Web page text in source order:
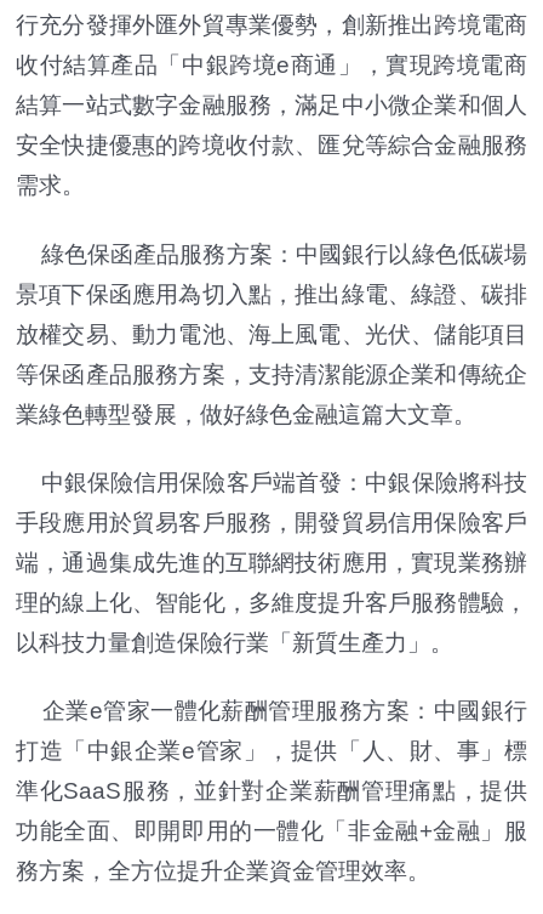
行充分發揮外匯外貿專業優勢，創新推出跨境電商
收付結算產品「中銀跨境e商通」，實現跨境電商
結算一站式數字金融服務，滿足中小微企業和個人
安全快捷優惠的跨境收付款、匯兌等綜合金融服務
需求。
綠色保函產品服務方案：中國銀行以綠色低碳場
景項下保函應用為切入點，推出綠電、綠證、碳排
放權交易、動力電池、海上風電、光伏、儲能項目
等保函產品服務方案，支持清潔能源企業和傳統企
業綠色轉型發展，做好綠色金融這篇大文章。
中銀保險信用保險客戶端首發：中銀保險將科技
手段應用於貿易客戶服務，開發貿易信用保險客戶
端，通過集成先進的互聯網技術應用，實現業務辦
理的線上化、智能化，多維度提升客戶服務體驗，
以科技力量創造保險行業「新質生產力」。
企業e管家一體化薪酬管理服務方案：中國銀行
打造「中銀企業e管家」，提供「人、財、事」標
準化SaaS服務，並針對企業薪酬管理痛點，提供
功能全面、即開即用的一體化「非金融+金融」服
務方案，全方位提升企業資金管理效率。